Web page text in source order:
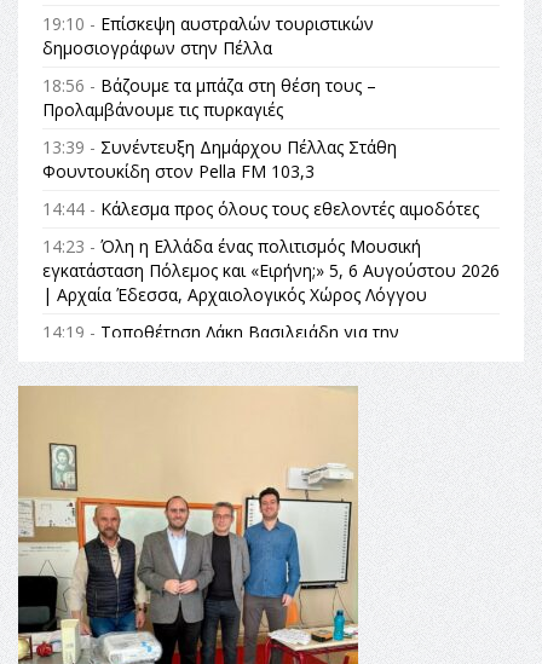
19:10 - Επίσκεψη αυστραλών τουριστικών
δημοσιογράφων στην Πέλλα
18:56 - Βάζουμε τα μπάζα στη θέση τους –
Προλαμβάνουμε τις πυρκαγιές
13:39 - Συνέντευξη Δημάρχου Πέλλας Στάθη
Φουντουκίδη στον Pella FM 103,3
14:44 - Κάλεσμα προς όλους τους εθελοντές αιμοδότες
14:23 - Όλη η Ελλάδα ένας πολιτισμός Μουσική
εγκατάσταση Πόλεμος και «Ειρήνη;» 5, 6 Αυγούστου 2026
| Αρχαία Έδεσσα, Αρχαιολογικός Χώρος Λόγγου
14:19 - Τοποθέτηση Λάκη Βασιλειάδη για την
Αναθεώρηση του Συντάγματος: «Σε τέτοιες κορυφαίες
θεσμικές διαδικασίες υπάρχει μόνο η ευθύνη απέναντι
16:35 -
Το πρόγραμμα του ΠΑΟΚ στον δεύτερο γύρο του
Champions League!
16:27 -Όλυμπος: Εντάχθηκε στον Κατάλογο Παγκόσμιας
Κληρονομιάς της UNESCO – Ομόφωνη η απόφαση Ο
Όλυμπος αναγνωρίστηκε ως φυσικό και πολιτιστικό
αγαθό εξέχουσας οικουμενικής αξίας για την
ανθρωπότητα
16:18 -ΕΝΟΡΙΑΚΕΣ ΚΑΛΟΚΑΙΡΙΝΕΣ ΔΡΑΣΕΙΣ ΓΙΑ ΠΑΙΔΙΑ